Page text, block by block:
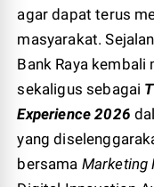
agar dapat terus
masyarakat.
Bank Raya
sekaligus sebagai
Experience 2026
yang
bersama Marketing